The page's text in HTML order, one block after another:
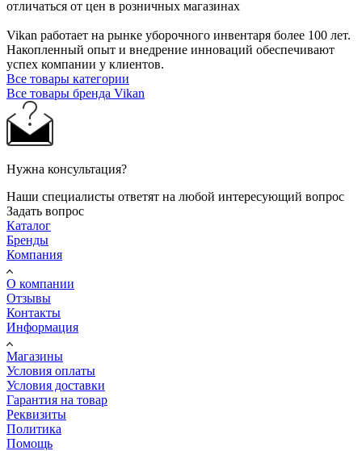
отличаться от цен в розничных магазинах
Vikan работает на рынке уборочного инвентаря более 100 лет.
Накопленный опыт и внедрение инноваций обеспечивают
успех компании у клиентов.
Все товары категории
Все товары бренда Vikan
Нужна консультация?
Наши специалисты ответят на любой интересующий вопрос
Задать вопрос
Каталог
Бренды
Компания
О компании
Отзывы
Контакты
Информация
Магазины
Условия оплаты
Условия доставки
Гарантия на товар
Реквизиты
Политика
Помощь